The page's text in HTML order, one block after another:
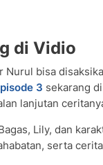
di Vidio
Nurul bisa
3 sekarang
lanjutan
Lily, dan
serta